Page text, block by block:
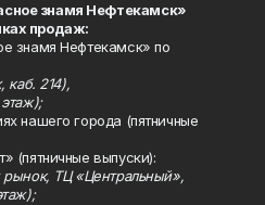
знамя Нефтекамск»
продаж:
знамя Нефтекамск» по
каб. 214),
нашего города (пятничные
(пятничные выпуски):
рынок, ТЦ «Центральный»,